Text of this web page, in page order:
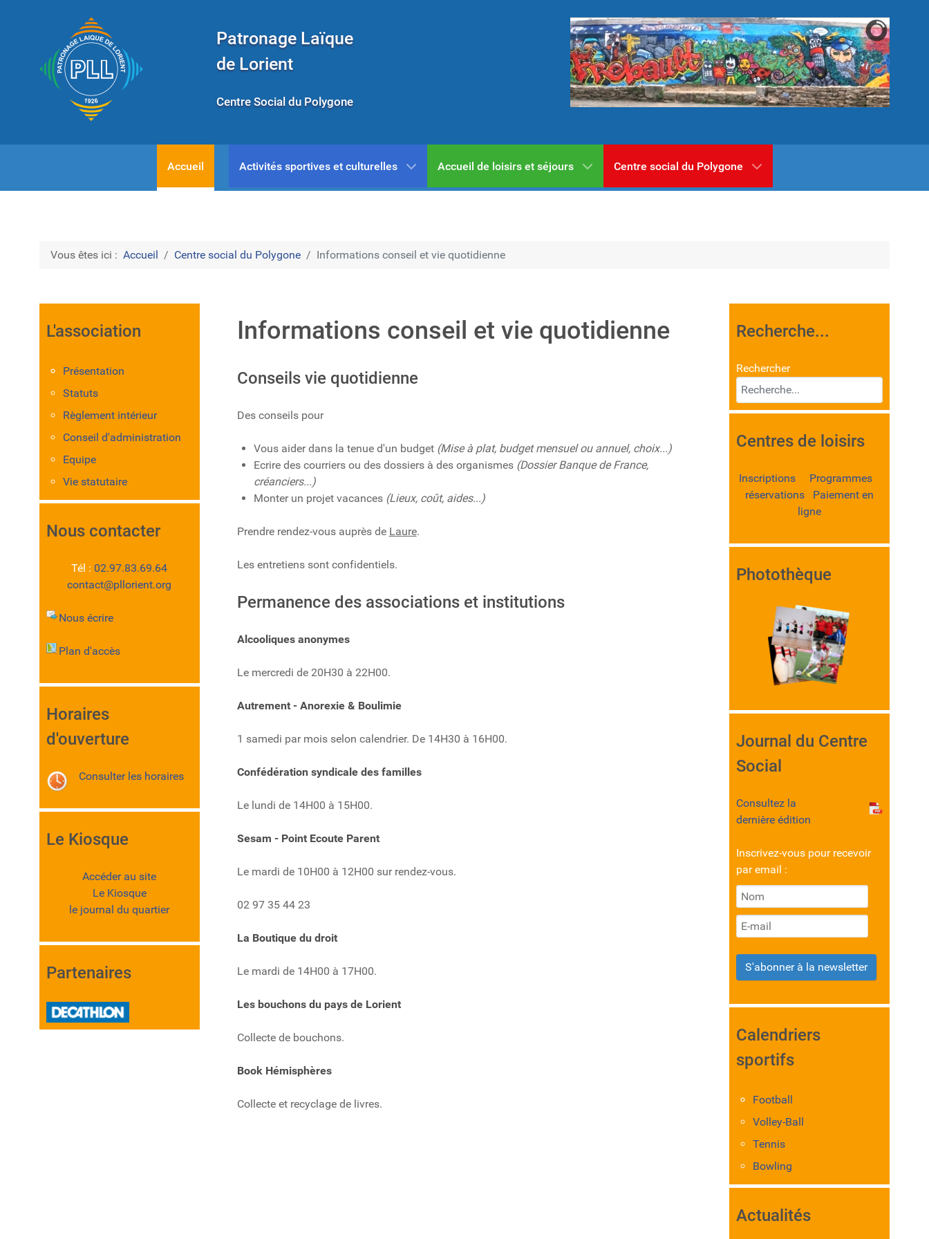
Patronage Laïque
de Lorient
Centre Social du Polygone
Accueil Activités sportives et culturelles Accueil de loisirs et séjours Centre social du Polygone
Vous êtes ici : Accueil Centre social du Polygone Informations conseil et vie quotidienne
L'association
Présentation
Statuts
Règlement intérieur
Conseil d'administration
Equipe
Vie statutaire
Nous contacter
Tél : 02.97.83.69.64
contact@pllorient.org
Nous écrire
Plan d'accès
Horaires
d'ouverture
Consulter les horaires
Le Kiosque
Accéder au site
Le Kiosque
le journal du quartier
Partenaires
Informations conseil et vie quotidienne
Conseils vie quotidienne
Des conseils pour
Vous aider dans la tenue d'un budget (Mise à plat, budget mensuel ou annuel, choix...)
Ecrire des courriers ou des dossiers à des organismes (Dossier Banque de France,
créanciers...)
Monter un projet vacances(Lieux, coût, aides...)
Prendre rendez-vous auprès de Laure.
Les entretiens sont confidentiels.
Permanence des associations et institutions
Alcooliques anonymes
Le mercredi de 20H30 à 22H00.
Autrement - Anorexie & Boulimie
1 samedi par mois selon calendrier. De 14H30 à 16H00.
Confédération syndicale des familles
Le lundi de 14H00 à 15H00.
Sesam - Point Ecoute Parent
Le mardi de 10H00 à 12H00 sur rendez-vous.
02 97 35 44 23
La Boutique du droit
Le mardi de 14H00 à 17H00.
Les bouchons du pays de Lorient
Collecte de bouchons.
Book Hémisphères
Collecte et recyclage de livres.
Recherche...
Rechercher
Centres de loisirs
Inscriptions Programmes
réservations Paiement en
ligne
Photothèque
Journal du Centre
Social
Consultez la
dernière édition
Inscrivez-vous pour recevoir
par email :
S'abonner à la newsletter
Calendriers
sportifs
Football
Volley-Ball
Tennis
Bowling
Actualités